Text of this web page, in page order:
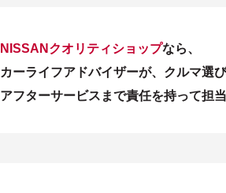
NISSANクオリティショップなら、
カーライフアドバイザーが、クルマ選
アフターサービスまで責任を持って担